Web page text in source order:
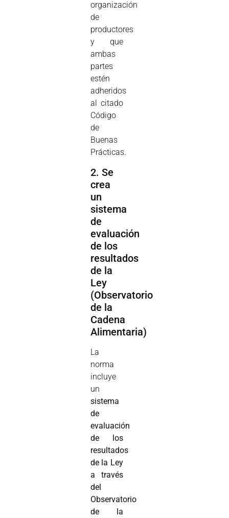
organización
de
productores
y que
ambas
partes
estén
adheridos
al citado
Código
de
Buenas
Prácticas.
2. Se
crea
un
sistema
de
evaluación
de los
resultados
de la
Ley
(Observatorio
de la
Cadena
Alimentaria)
La
norma
incluye
un
sistema
de
evaluación
de los
resultados
de la Ley
a través
del
Observatorio
de la